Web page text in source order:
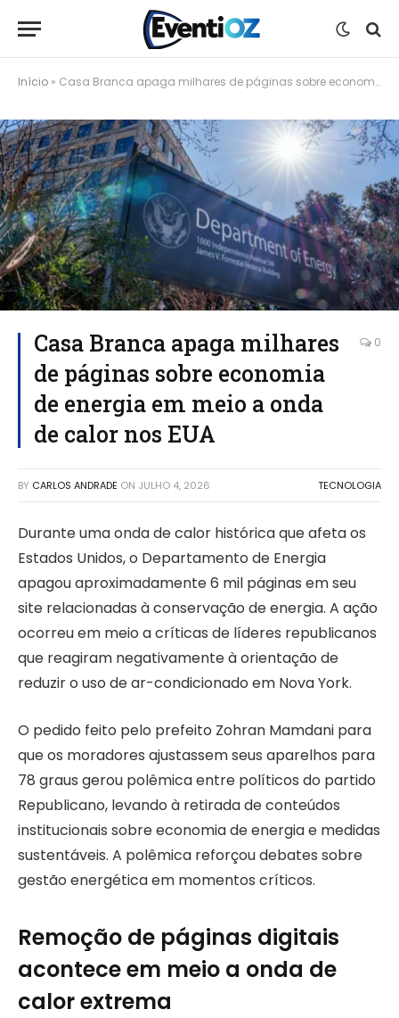
Início » Casa Branca apaga milhares de páginas sobre economia de energia em meio a onda de calor nos EUA
Casa Branca apaga milhares
de páginas sobre economia
de energia em meio a onda
de calor nos EUA
0
BY CARLOS ANDRADE ON JULHO 4, 2026 TECNOLOGIA
Durante uma onda de calor histórica que afeta os
Estados Unidos, o Departamento de Energia
apagou aproximadamente 6 mil páginas em seu
site relacionadas à conservação de energia. A ação
ocorreu em meio a críticas de líderes republicanos
que reagiram negativamente à orientação de
reduzir o uso de ar-condicionado em Nova York.
O pedido feito pelo prefeito Zohran Mamdani para
que os moradores ajustassem seus aparelhos para
78 graus gerou polêmica entre políticos do partido
Republicano, levando à retirada de conteúdos
institucionais sobre economia de energia e medidas
sustentáveis. A polêmica reforçou debates sobre
gestão energética em momentos críticos.
Remoção de páginas digitais
acontece em meio a onda de
calor extrema